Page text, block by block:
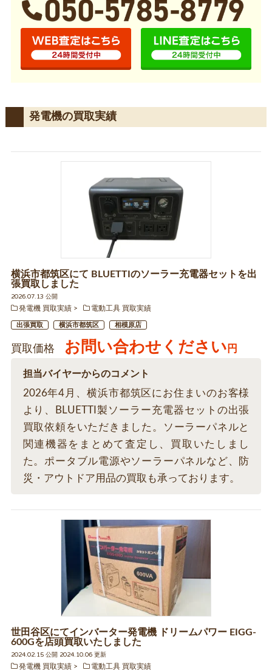
発電機の買取実績
横浜市都筑区にて BLUETTIのソーラー充電器セットを出
張買取しました
2026.07.13 公開
発電機 買取実績
電動工具 買取実績
出張買取 横浜市都筑区 相模原店
買取価格 お問い合わせください 円
担当バイヤーからのコメント
2026年4月、横浜市都筑区にお住まいのお客様
より、BLUETTI製ソーラー充電器セットの出張
買取依頼をいただきました。ソーラーパネルと
関連機器をまとめて査定し、買取いたしまし
た。ポータブル電源やソーラーパネルなど、防
災・アウトドア用品の買取も承っております。
世田谷区にてインバーター発電機 ドリームパワー EIGG-
600Gを店頭買取いたしました
2024.02.15 公開 2024.10.06 更新
発電機 買取実績
電動工具 買取実績